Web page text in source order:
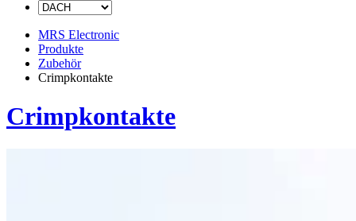
MRS Electronic
Produkte
Zubehör
Crimpkontakte
Crimpkontakte